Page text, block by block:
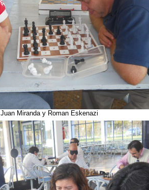
Juan Miranda y Roman Eskenazi